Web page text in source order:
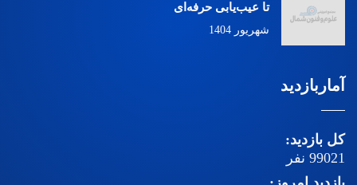
تا عیب‌یابی حرفه‌ای
شهریور 1404
آماربازدید
کل بازدید:
99021 نفر